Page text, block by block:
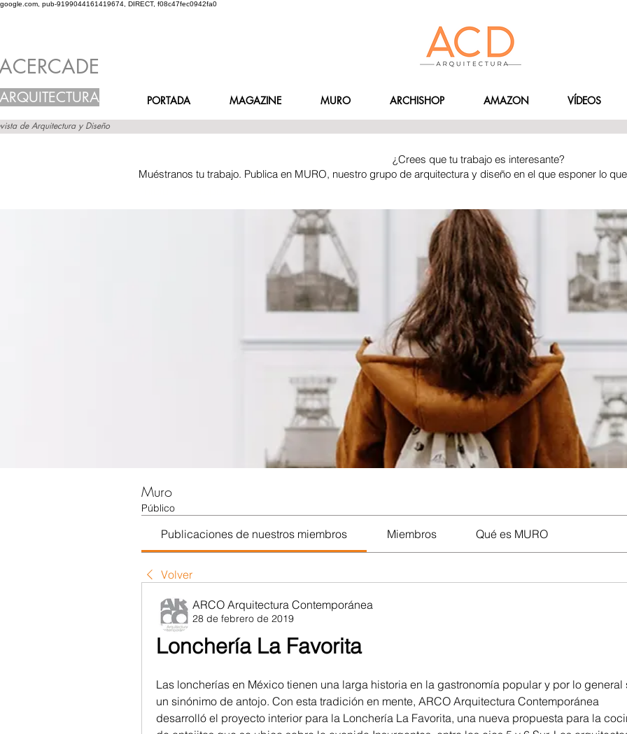
google.com, pub-9199044161419674, DIRECT, f08c47fec0942fa0
PORTADA MAGAZINE MURO ARCHISHOP AMAZON VÍDEOS
de Arquitectura y Diseño
Muro
Público
Publicaciones de nuestros miembros Miembros Qué es MURO
Volver
ARCO Arquitectura Contemporánea
28 de febrero de 2019
Lonchería La Favorita
Las loncherías en México tienen una larga historia en la gastronomía popular y por lo general
un sinónimo de antojo. Con esta tradición en mente, ARCO Arquitectura Contemporánea
desarrolló el proyecto interior para la Lonchería La Favorita, una nueva propuesta para la
¿Crees que tu trabajo es interesante?
Muéstranos tu trabajo. Publica en MURO, nuestro grupo de arquitectura y diseño en el que esponer lo